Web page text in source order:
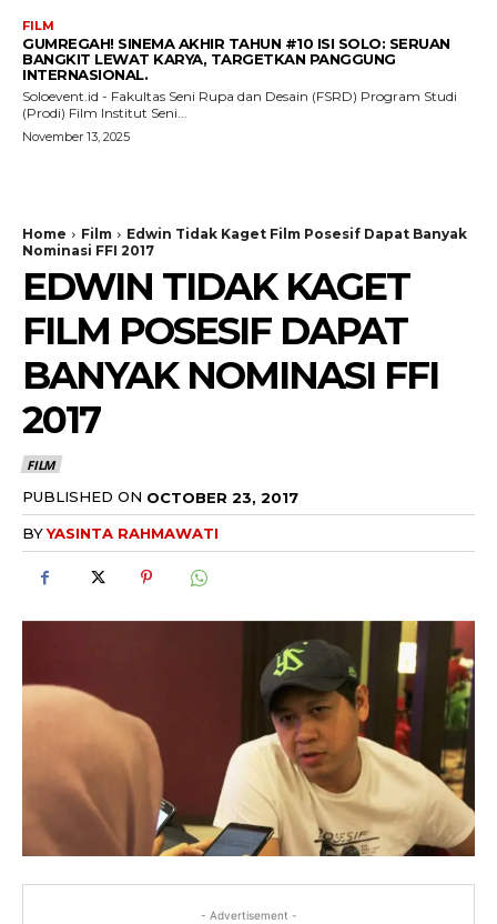
FILM
GUMREGAH! SINEMA AKHIR TAHUN #10 ISI SOLO: SERUAN
BANGKIT LEWAT KARYA, TARGETKAN PANGGUNG
INTERNASIONAL.
Soloevent.id - Fakultas Seni Rupa dan Desain (FSRD) Program Studi
(Prodi) Film Institut Seni...
November 13, 2025